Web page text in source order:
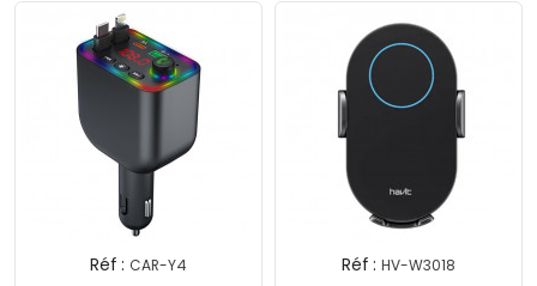
Réf : CAR-Y4 Réf : HV-W3018